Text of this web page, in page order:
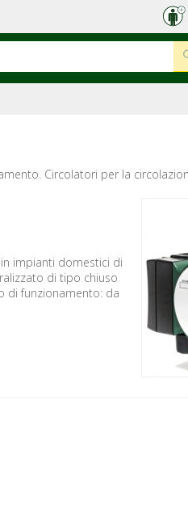
Circolatori per la
impianti domestici di
di tipo chiuso
di funzionamento: da